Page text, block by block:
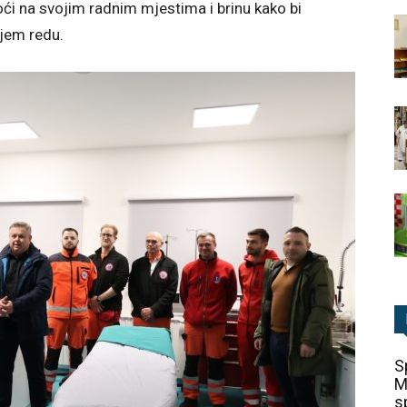
na svojim radnim mjestima i brinu kako bi
redu.